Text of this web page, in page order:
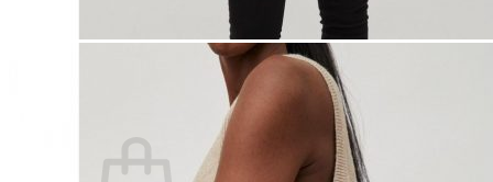
Lasten takit
Ulkoilupuvut, housut ja haalarit